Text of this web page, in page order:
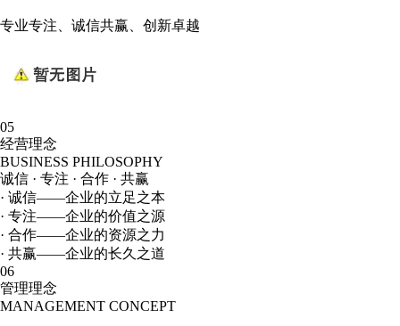
专业专注、诚信共赢、创新卓越
05
经营理念
BUSINESS PHILOSOPHY
诚信 · 专注 · 合作 · 共赢
· 诚信——企业的立足之本
· 专注——企业的价值之源
· 合作——企业的资源之力
· 共赢——企业的长久之道
06
管理理念
MANAGEMENT CONCEPT